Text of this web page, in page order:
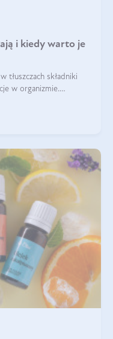
i kiedy warto je
tłuszczach składniki
w organizmie.